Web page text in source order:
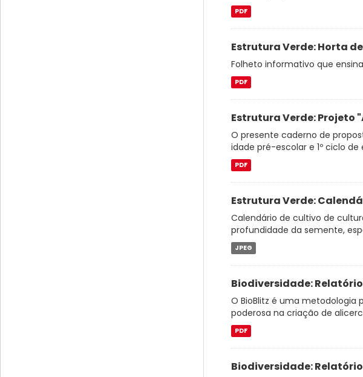
PDF
Estrutura Verde: Horta
Folheto informativo que
PDF
Estrutura Verde: Projeto
O presente caderno de
idade pré-escolar e 1º ciclo
PDF
Estrutura Verde:
Calendário de cultivo de
profundidade da semente,
JPEG
Biodiversidade:
O BioBlitz é uma metodologia
poderosa na criação de
PDF
Biodiversidade: